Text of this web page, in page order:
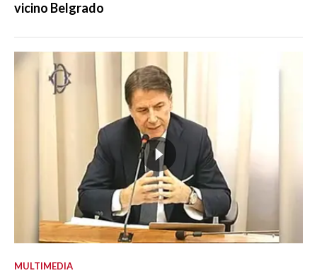
vicino Belgrado
MULTIMEDIA